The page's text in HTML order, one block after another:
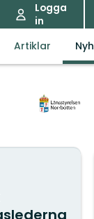
Logga
in
Artiklar